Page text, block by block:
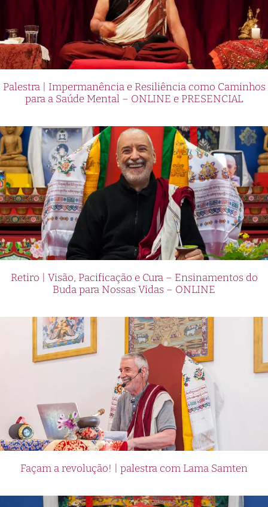
Palestra | Impermanência e Resiliência como Caminhos
para a Saúde Mental – ONLINE e PRESENCIAL
Retiro | Visão, Pacificação e Cura – Ensinamentos do
Buda para Nossas Vidas – ONLINE
Façam a revolução! | palestra com Lama Samten